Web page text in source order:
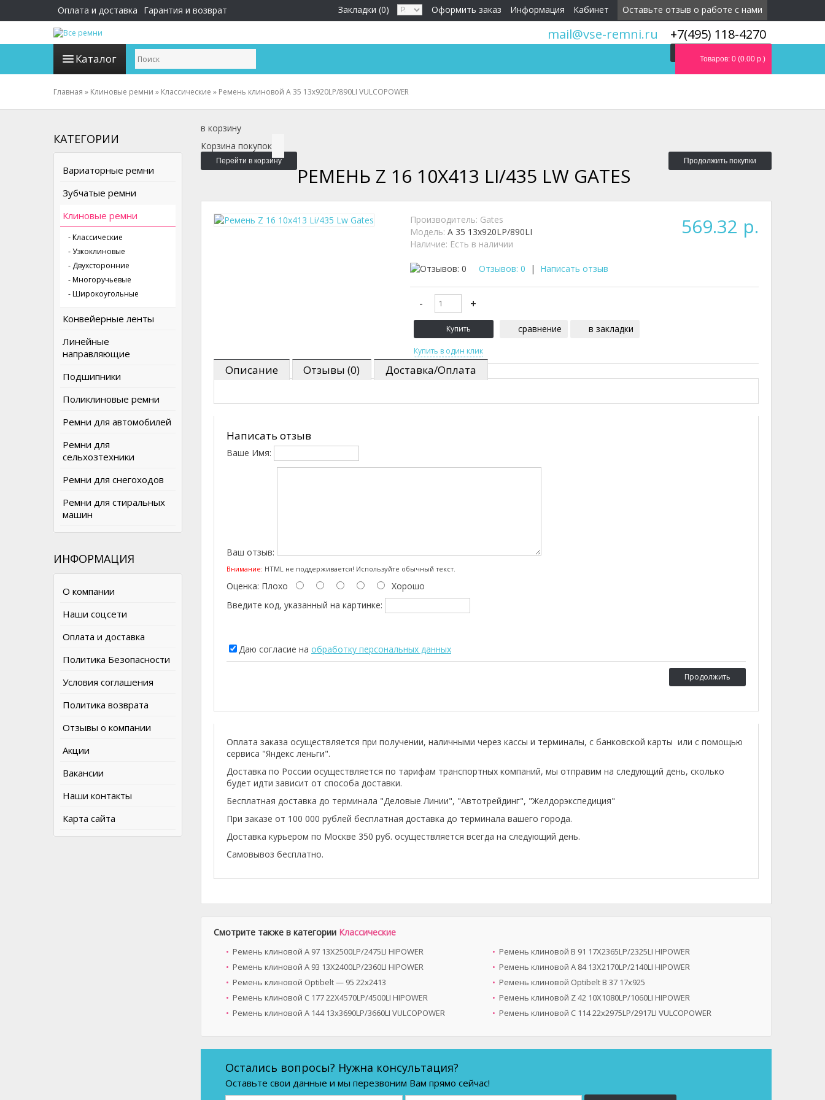
Оплата и доставка Гарантия и возврат Оставьте отзыв о работе с нами
Кабинет
Информация
Оформить заказ
Закладки (0)
+7(495) 118-4270
mail@vse-remni.ru
Каталог Товаров: 0 (0.00 р.)
Главная » Клиновые ремни » Классические » Ремень клиновой A 35 13x920LP/890LI VULCOPOWER
КАТЕГОРИИ
Вариаторные ремни
Зубчатые ремни
Клиновые ремни
- Классические
- Узкоклиновые
- Двухсторонние
- Многоручьевые
- Широкоугольные
Конвейерные ленты
Линейные
направляющие
Подшипники
Поликлиновые ремни
Ремни для автомобилей
Ремни для
сельхозтехники
Ремни для снегоходов
Ремни для стиральных
машин
ИНФОРМАЦИЯ
О компании
Наши соцсети
Оплата и доставка
Политика Безопасности
Условия соглашения
Политика возврата
Отзывы о компании
Акции
Вакансии
Наши контакты
Карта сайта
в корзину
Корзина покупок
Перейти в корзину Продолжить покупки
РЕМЕНЬ Z 16 10X413 LI/435 LW GATES
569.32 р.
Производитель: Gates
Модель: A 35 13x920LP/890LI
Наличие: Есть в наличии
Отзывов: 0 | Написать отзыв
сравнение в закладки
Описание Отзывы (0) Доставка/Оплата
Написать отзыв
Ваше Имя:
Ваш отзыв:
Внимание: HTML не поддерживается! Используйте обычный текст.
Оценка: Плохо
Хорошо
Введите код, указанный на картинке:
Даю согласие на обработку персональных данных
Продолжить
Оплата заказа осуществляется при получении, наличными через кассы и терминалы, с банковской карты или с помощью
сервиса "Яндекс леньги".
Доставка по России осуществляется по тарифам транспортных компаний, мы отправим на следующий день, сколько
будет идти зависит от способа доставки.
Бесплатная доставка до терминала "Деловые Линии", "Автотрейдинг", "Желдорэкспедиция"
При заказе от 100 000 рублей бесплатная доставка до терминала вашего города.
Доставка курьером по Москве 350 руб. осуществляется всегда на следующий день.
Самовывоз бесплатно.
Смотрите также в категории Классические
Ремень клиновой A 97 13X2500LP/2475LI HIPOWER
Ремень клиновой B 91 17X2365LP/2325LI HIPOWER
Ремень клиновой A 93 13X2400LP/2360LI HIPOWER
Ремень клиновой A 84 13X2170LP/2140LI HIPOWER
Ремень клиновой Optibelt — 95 22x2413
Ремень клиновой Optibelt B 37 17x925
Ремень клиновой C 177 22X4570LP/4500LI HIPOWER
Ремень клиновой Z 42 10X1080LP/1060LI HIPOWER
Ремень клиновой A 144 13x3690LP/3660LI VULCOPOWER
Ремень клиновой C 114 22x2975LP/2917LI VULCOPOWER
Остались вопросы? Нужна консультация?
Оставьте свои данные и мы перезвоним Вам прямо сейчас!